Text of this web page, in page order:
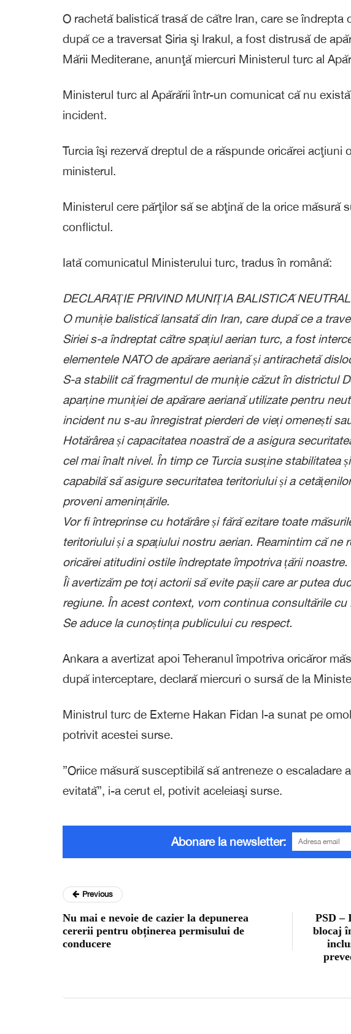
O rachetă balistică trasă de către Iran, care se îndrepta
după ce a traversat Siria şi Irakul, a fost distrusă de
Mării Mediterane, anunţă miercuri Ministerul turc al
Ministerul turc al Apărării într-un comunicat că nu
incident.
Turcia îşi rezervă dreptul de a răspunde oricărei acţiuni
ministerul.
Ministerul cere părţilor să se abţină de la orice măsură
conflictul.
Iată comunicatul Ministerului turc, tradus în română:
DECLARAȚIE PRIVIND MUNIȚIA BALISTICĂ
O muniție balistică lansată din Iran, care după ce a
Siriei s-a îndreptat către spațiul aerian turc, a fost
elementele NATO de apărare aeriană și antirachetă
S-a stabilit că fragmentul de muniție căzut în districtul
aparține muniției de apărare aeriană utilizate pentru
incident nu s-au înregistrat pierderi de vieți omenești
Hotărârea și capacitatea noastră de a asigura
cel mai înalt nivel. În timp ce Turcia susține stabilitatea
capabilă să asigure securitatea teritoriului și a
proveni amenințările.
Vor fi întreprinse cu hotărâre și fără ezitare toate
teritoriului și a spațiului nostru aerian. Reamintim că ne
oricărei atitudini ostile îndreptate împotriva țării noastre.
Îi avertizăm pe toți actorii să evite pașii care ar putea
regiune. În acest context, vom continua consultările cu
Se aduce la cunoștința publicului cu respect.
Ankara a avertizat apoi Teheranul împotriva oricăror
după interceptare, declară miercuri o sursă de la
Ministrul turc de Externe Hakan Fidan l-a sunat pe
potrivit acestei surse.
”Oriice măsură susceptibilă să antreneze o escaladare
evitată”, i-a cerut el, potivit aceleiaşi surse.
Abonare la newsletter:
Previous
Nu mai e nevoie de cazier la depunerea
cererii pentru obținerea permisului de
conducere
PSD –
blocaj